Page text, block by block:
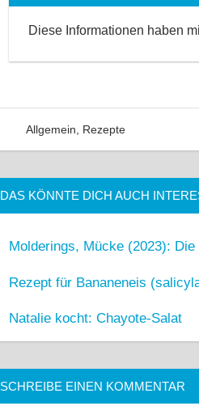
Diese Informationen haben
Allgemein Rezepte
DAS KÖNNTE DICH AUCH
Molderings, Mücke (2023):
Rezept für Bananeneis
Natalie kocht: Chayote-Salat
SCHREIBE EINEN KOMMENTAR